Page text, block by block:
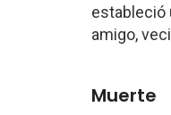
estableció
amigo,
Muerte